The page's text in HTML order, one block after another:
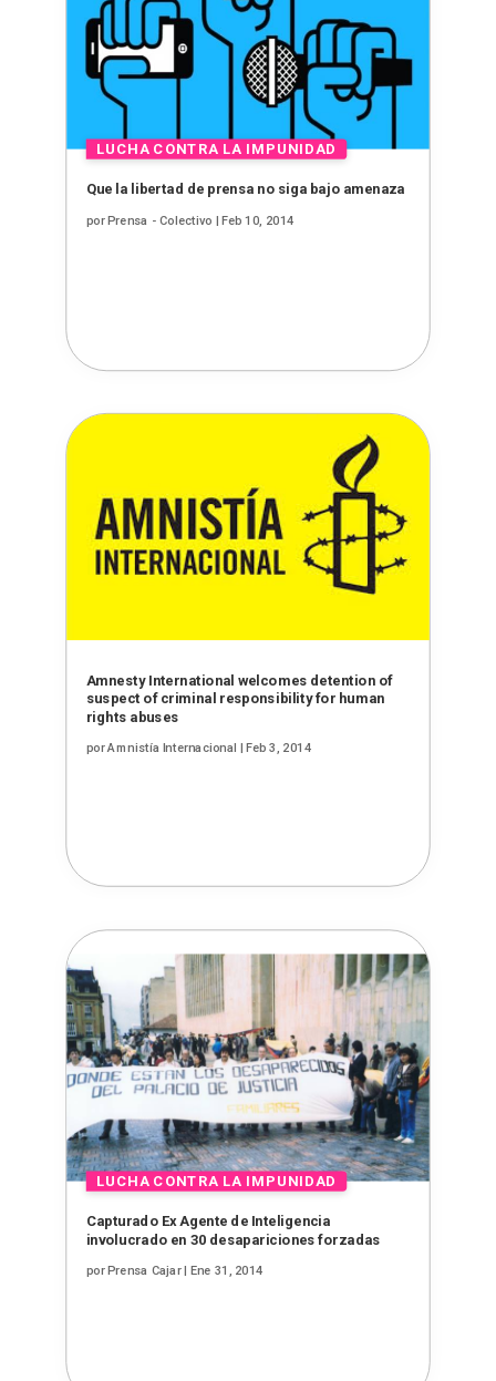
Que la libertad de prensa no siga bajo amenaza
porPrensa - Colectivo | Feb 10, 2014
Amnesty International welcomes detention of
suspect of criminal responsibility for human
rights abuses
porAmnistía Internacional Feb 3, 2014
Capturado Ex Agente de Inteligencia
involucrado en 30 desapariciones forzadas
porPrensa Cajar| Ene 31, 2014